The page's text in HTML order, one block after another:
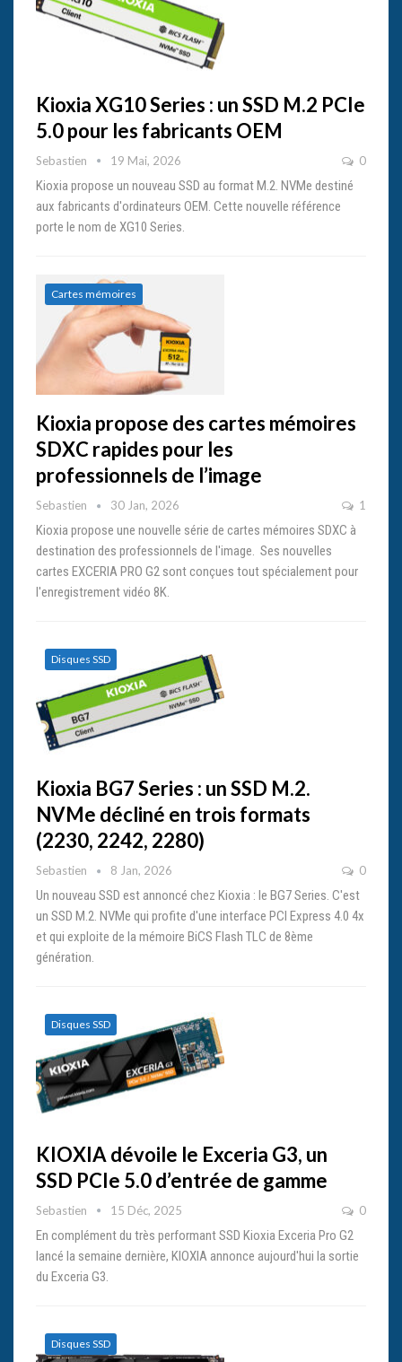
Kioxia XG10 Series : un SSD M.2 PCIe
5.0 pour les fabricants OEM
Sebastien 19 Mai, 2026 0
Kioxia propose un nouveau SSD au format M.2. NVMe destiné
aux fabricants d'ordinateurs OEM. Cette nouvelle référence
porte le nom de XG10 Series.
Cartes mémoires
Kioxia propose des cartes mémoires
SDXC rapides pour les
professionnels de l’image
Sebastien 30 Jan, 2026 1
Kioxia propose une nouvelle série de cartes mémoires SDXC à
destination des professionnels de l'image. Ses nouvelles
cartes EXCERIA PRO G2 sont conçues tout spécialement pour
l'enregistrement vidéo 8K.
Disques SSD
Kioxia BG7 Series : un SSD M.2.
NVMe décliné en trois formats
(2230, 2242, 2280)
Sebastien 8 Jan, 2026 0
Un nouveau SSD est annoncé chez Kioxia : le BG7 Series. C'est
un SSD M.2. NVMe qui profite d'une interface PCI Express 4.0 4x
et qui exploite de la mémoire BiCS Flash TLC de 8ème
génération.
Disques SSD
KIOXIA dévoile le Exceria G3, un
SSD PCIe 5.0 d’entrée de gamme
Sebastien 15 Déc, 2025 0
En complément du très performant SSD Kioxia Exceria Pro G2
lancé la semaine dernière, KIOXIA annonce aujourd'hui la sortie
du Exceria G3.
Disques SSD